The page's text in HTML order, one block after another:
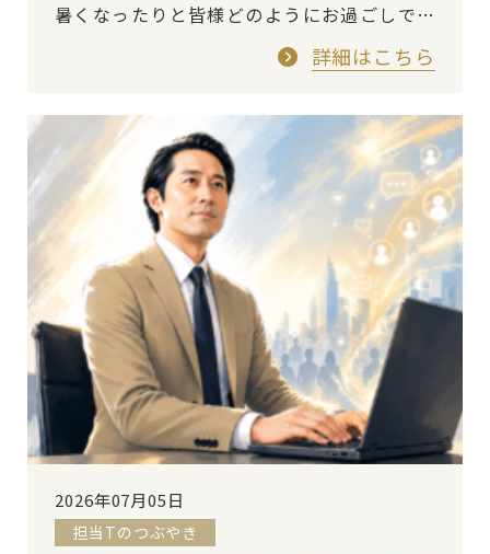
暑くなったりと皆様どのようにお過ごしです
詳細はこちら
2026年07月05日
担当Tのつぶやき